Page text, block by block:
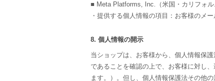
■ Meta Platforms, Inc.（米国・カリフォル
・提供する個人情報の項目：お客様のメ
8. 個人情報の開示
当ショップは、お客様から、個人情報保
であることを確認の上で、お客様に対し
ます。）。但し、個人情報保護法その他